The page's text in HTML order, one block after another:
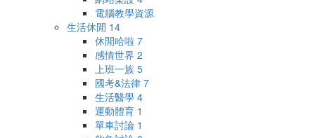
電腦教學資源
生活休閒 14
休閒哈啦 7
感情世界 2
上班一族 5
國考&法律 7
生活醫學 4
運動體育 1
單車討論 1